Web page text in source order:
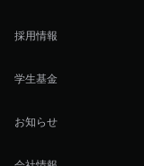
採用情報
学生基金
お知らせ